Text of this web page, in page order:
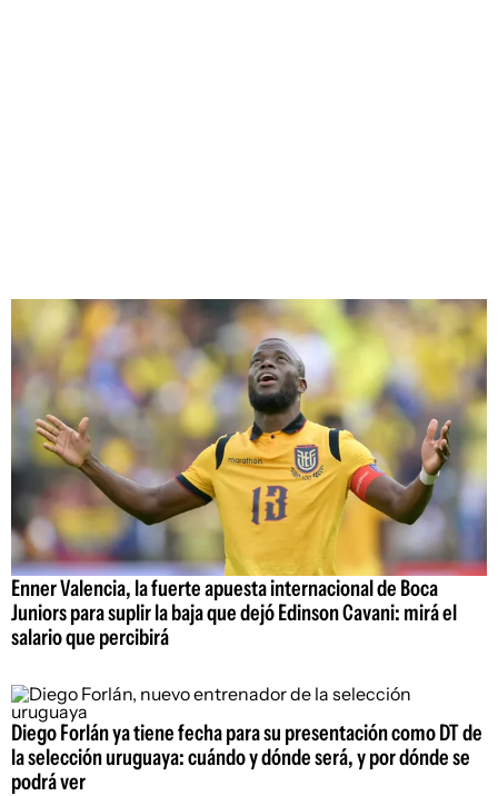
Enner Valencia, la fuerte apuesta internacional de Boca
Juniors para suplir la baja que dejó Edinson Cavani: mirá el
salario que percibirá
Diego Forlán ya tiene fecha para su presentación como DT de
la selección uruguaya: cuándo y dónde será, y por dónde se
podrá ver